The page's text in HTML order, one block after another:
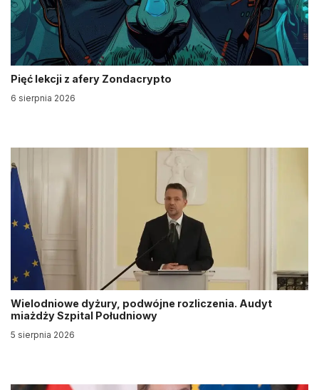
Pięć lekcji z afery Zondacrypto
6 sierpnia 2026
Wielodniowe dyżury, podwójne rozliczenia. Audyt
miażdży Szpital Południowy
5 sierpnia 2026